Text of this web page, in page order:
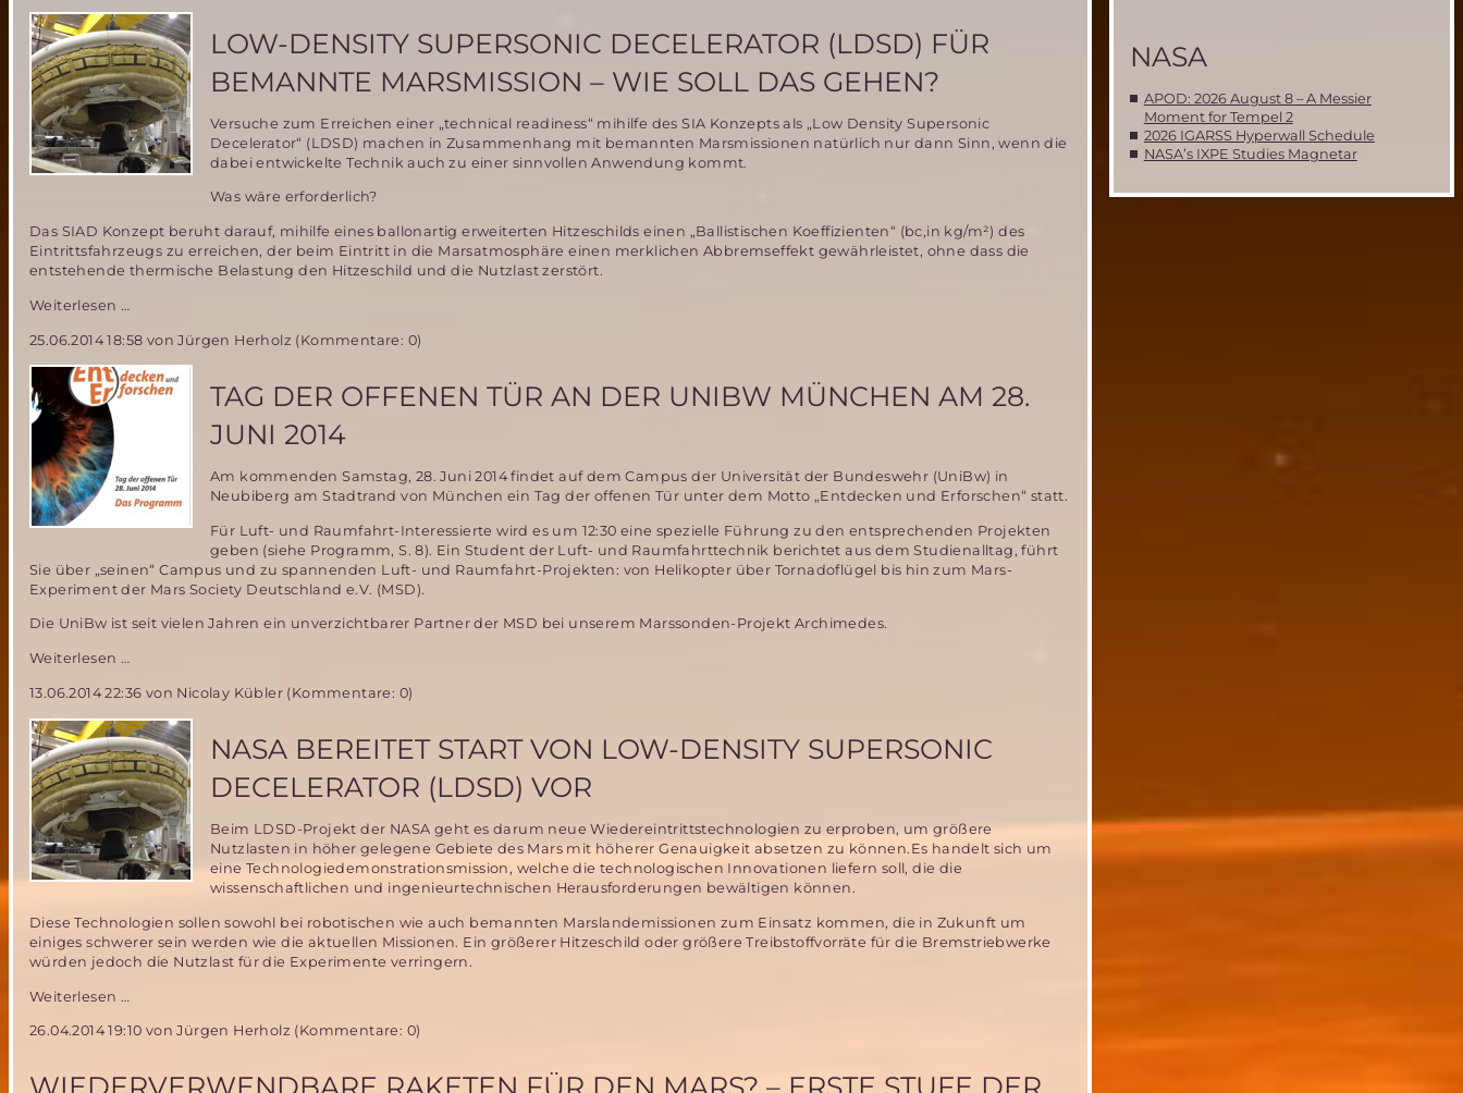
der
Toulouse
Space
Show
das
Fehlen
von
Raumfahrtingenieurs-
Nachwuchs
LOW-DENSITY SUPERSONIC DECELERATOR (LDSD) FÜR
BEMANNTE MARSMISSION – WIE SOLL DAS GEHEN?
Versuche zum Erreichen einer „technical readiness“ mihilfe des SIA Konzepts als „Low Density Supersonic
Decelerator“ (LDSD) machen in Zusammenhang mit bemannten Marsmissionen natürlich nur dann Sinn, wenn die
dabei entwickelte Technik auch zu einer sinnvollen Anwendung kommt.
Was wäre erforderlich?
Das SIAD Konzept beruht darauf, mihilfe eines ballonartig erweiterten Hitzeschilds einen „Ballistischen Koeffizienten“ (bc,in kg/m²) des
Eintrittsfahrzeugs zu erreichen, der beim Eintritt in die Marsatmosphäre einen merklichen Abbremseffekt gewährleistet, ohne dass die
entstehende thermische Belastung den Hitzeschild und die Nutzlast zerstört.
Weiterlesen …
Supersonic
Decelerator
(LDSD)
Marsmission
wie
soll
25.06.2014 18:58 von Jürgen Herholz (Kommentare: 0)
TAG DER OFFENEN TÜR AN DER UNIBW MÜNCHEN AM 28.
JUNI 2014
Am kommenden Samstag, 28. Juni 2014 findet auf dem Campus der Universität der Bundeswehr (UniBw) in
Neubiberg am Stadtrand von München ein Tag der offenen Tür unter dem Motto „Entdecken und Erforschen“ statt.
Für Luft- und Raumfahrt-Interessierte wird es um 12:30 eine spezielle Führung zu den entsprechenden Projekten
geben (siehe Programm, S. 8). Ein Student der Luft- und Raumfahrttechnik berichtet aus dem Studienalltag, führt
Sie über „seinen“ Campus und zu spannenden Luft- und Raumfahrt-Projekten: von Helikopter über Tornadoflügel bis hin zum Mars-
Experiment der Mars Society Deutschland e.V. (MSD).
Die UniBw ist seit vielen Jahren ein unverzichtbarer Partner der MSD bei unserem Marssonden-Projekt Archimedes.
Weiterlesen …
offenen
Tür
an
der
UniBw
München
am
28.
Juni
2014
13.06.2014 22:36 von Nicolay Kübler (Kommentare: 0)
NASA BEREITET START VON LOW-DENSITY SUPERSONIC
DECELERATOR (LDSD) VOR
Beim LDSD-Projekt der NASA geht es darum neue Wiedereintrittstechnologien zu erproben, um größere
Nutzlasten in höher gelegene Gebiete des Mars mit höherer Genauigkeit absetzen zu können.Es handelt sich um
eine Technologiedemonstrationsmission, welche die technologischen Innovationen liefern soll, die die
wissenschaftlichen und ingenieurtechnischen Herausforderungen bewältigen können.
Diese Technologien sollen sowohl bei robotischen wie auch bemannten Marslandemissionen zum Einsatz kommen, die in Zukunft um
einiges schwerer sein werden wie die aktuellen Missionen. Ein größerer Hitzeschild oder größere Treibstoffvorräte für die Bremstriebwerke
würden jedoch die Nutzlast für die Experimente verringern.
Weiterlesen …
Start
Low-
26.04.2014 19:10 von Jürgen Herholz (Kommentare: 0)
NASA
APOD: 2026 August 8 – A Messier
Moment for Tempel 2
2026 IGARSS Hyperwall Schedule
NASA’s IXPE Studies Magnetar